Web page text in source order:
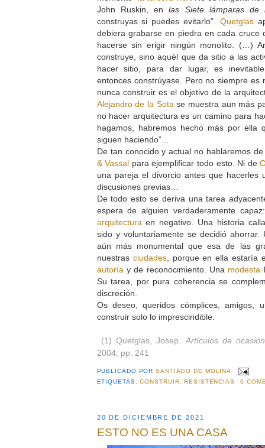
John Ruskin, enlas Siete lámparas de
construyas si puedes evitarlo”. Quetglas
debiera grabarse en piedra en cada cruce
hacerse sin erigir ningún monolito. (…)
construye, sino aquél que da sitio a las
hacer sitio, para dar lugar, es
entonces constrúyase. Pero no siempre es
nunca construir es el objetivo de la
Alejandro de la Sotase muestra aun más
no hacer arquitectura es un camino para
hagamos, habremos hecho más por ella
siguen haciendo”...
De tan conocido y actual no hablaremos
& Vassal para ejemplificar todo esto. Ni de
una pareja el divorcio antes que hacerles
discusiones previas…
De todo esto se deriva una tarea
espera de alguien verdaderamente
arquitecturaen negativo. Una historia
sido y voluntariamente se decidió ahorrar.
aún más monumental que esa de las
nuestras ciudades, porque en ella estaría
autoríay de reconocimiento. Una modesta
Su tarea, por pura coherencia se
discreción.
Os deseo, queridos cómplices, amigos,
construir solo lo imprescindible.
(1) Quetglas, Josep.Artículos de ocasión
2004, pp. 241
PUBLICADO PORSANTIAGO DE MOLINA
ETIQUETAS:CONSTRUIR ,RESISTENCIAS 6
20 DE DICIEMBRE DE 2021
ESTO NO ES UNA CASA